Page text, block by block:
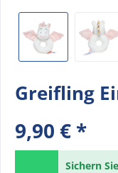
Greifling
9,90 € *
Sichern